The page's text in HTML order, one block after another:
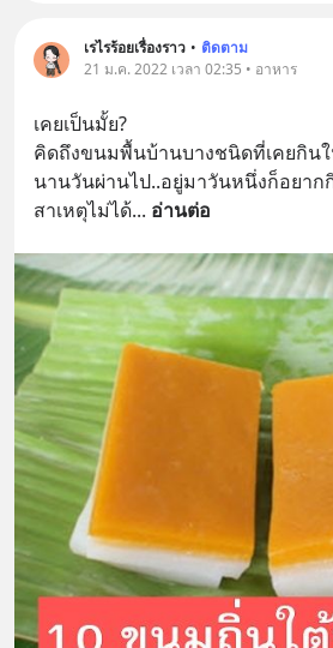
เรไรร้อยเรื่องราว • ติดตาม
21 ม.ค. 2022 เวลา 02:35 • อาหาร
เคยเป็นมั้ย?
คิดถึงขนมพื้นบ้านบางชนิดที่เคยกินใ
นานวันผ่านไป..อยู่มาวันหนึ่งก็อยา
สาเหตุไม่ได้... อ่านต่อ